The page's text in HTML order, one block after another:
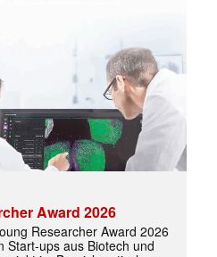
Award 2026
Researcher Award 2026
Start-ups aus Biotech und